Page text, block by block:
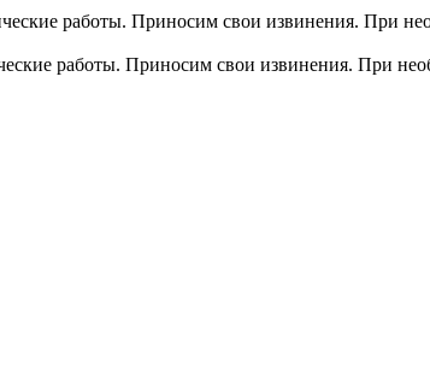
работы. Приносим свои извинения. При
работы. Приносим свои извинения. При